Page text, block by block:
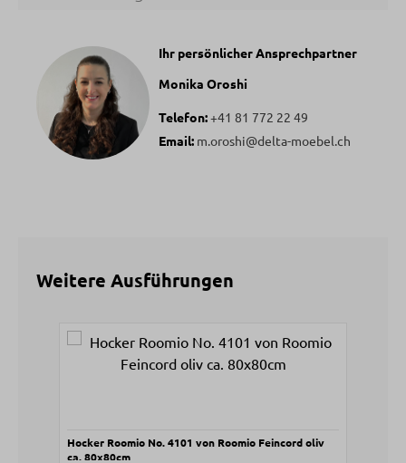
Ihr persönlicher Ansprechpartner
Monika Oroshi
Telefon:+41 81 772 22 49
Email: m.oroshi@delta-moebel.ch
Weitere Ausführungen
Produktgalerie überspringen
Hocker Roomio No. 4101 von Roomio Feincord oliv
ca. 80x80cm